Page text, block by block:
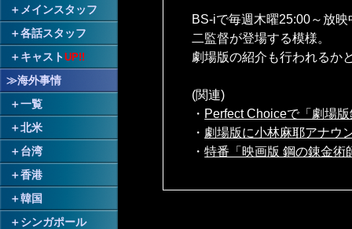
＋ メインスタッフ
＋各話スタッフ
＋キャストUP!!
≫海外事情
＋一覧
＋北米
＋台湾
＋香港
＋韓国
＋シンガポール
BS-iで毎週木曜25:00～放
二監督が登場する模様。
劇場版の紹介も行われるか
(関連)
・ Perfect Choiceで「劇場
・ 劇場版に小林麻耶アナウ
・特番「映画版 鋼の錬金術